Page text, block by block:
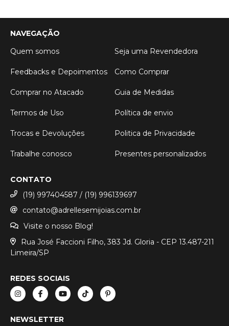
NAVEGAÇÃO
Quem somos
Seja uma Revendedora
Feedbacks e Depoimentos Como Comprar
Comprar no Atacado Guia de Medidas
Termos de Uso Política de envio
Trocas e Devoluções Politica de Privacidade
Trabalhe conosco Presentes personalizados
CONTATO
(19) 997404587 / (19) 996139697
contato@adrellesemijoias.com.br
Visite o nosso Blog!
Rua José Faccioni Filho, 383 Jd. Gloria - CEP 13.487-211
Limeira/SP
REDES SOCIAIS
NEWSLETTER